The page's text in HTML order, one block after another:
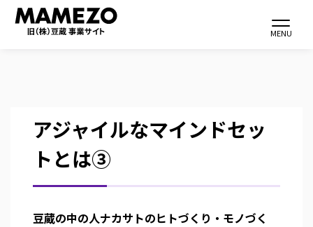
MENU
アジャイルなマインドセッ
トとは③
豆蔵の中の人ナカサトのヒトづくり・モノづく